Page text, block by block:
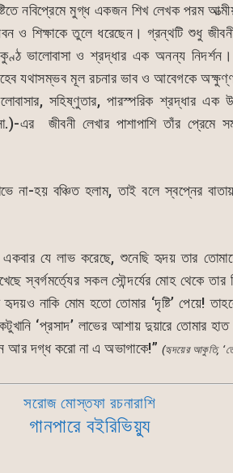
নবিপ্রেমে মুগ্ধ একজন শিখ লেখক পরম
ও শিক্ষাকে তুলে ধরেছেন। গ্রন্থটি শুধু
ভালোবাসা ও শ্রদ্ধার এক অনন্য
যথাসম্ভব মূল রচনার ভাব ও আবেগকে
সহিষ্ণুতার, পারস্পরিক শ্রদ্ধার
এর জীবনী লেখার পাশাপাশি তাঁর প্রেমে
না-হয় বঞ্চিত হলাম, তাই বলে স্বপ্নের
যে লাভ করেছে, শুনেছি হৃদয় তার
স্বর্গমর্ত্যের সকল সৌন্দর্যের মোহ থেকে
নাকি মোম হতো তোমার ‘দৃষ্টি’ পেয়ে!
‘প্রসাদ’ লাভের আশায় দুয়ারে তোমার হাত
আর দগ্ধ করো না এ অভাগাকে!” (হৃদয়ের আকুতি,
সরোজ মোস্তফা রচনারাশি
গানপারে বইরিভিয়্যু